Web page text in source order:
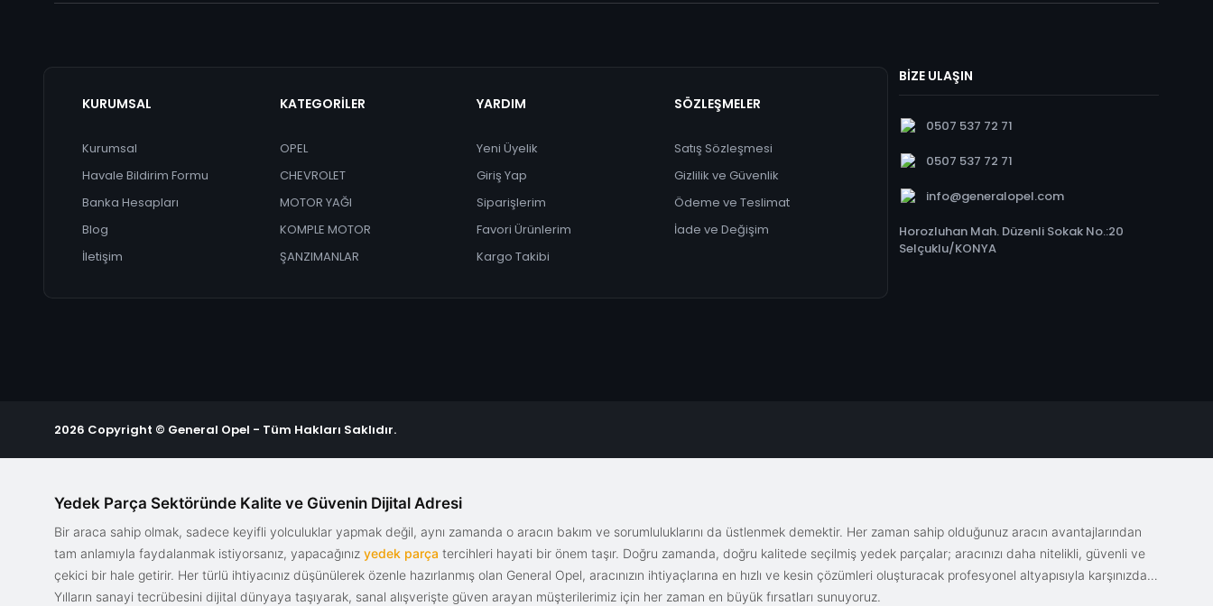
KURUMSAL
Kurumsal
Havale Bildirim Formu
Banka Hesapları
Blog
İletişim
KATEGORİLER
OPEL
CHEVROLET
MOTOR YAĞI
KOMPLE MOTOR
ŞANZIMANLAR
YARDIM
Yeni Üyelik
Giriş Yap
Siparişlerim
Favori Ürünlerim
Kargo Takibi
SÖZLEŞMELER
Satış Sözleşmesi
Gizlilik ve Güvenlik
Ödeme ve Teslimat
İade ve Değişim
BİZE ULAŞIN
0507 537 72 71
0507 537 72 71
info@generalopel.com
Horozluhan Mah. Düzenli Sokak No.:20
Selçuklu/KONYA
2026 Copyright © General Opel - Tüm Hakları Saklıdır.
Yedek Parça Sektöründe Kalite ve Güvenin Dijital Adresi
Bir araca sahip olmak, sadece keyifli yolculuklar yapmak değil, aynı zamanda o aracın bakım ve sorumluluklarını da üstlenmek demektir. Her zaman sahip olduğunuz aracın avantajlarından
tam anlamıyla faydalanmak istiyorsanız, yapacağınız yedek parça tercihleri hayati bir önem taşır. Doğru zamanda, doğru kalitede seçilmiş yedek parçalar; aracınızı daha nitelikli, güvenli ve
çekici bir hale getirir. Her türlü ihtiyacınız düşünülerek özenle hazırlanmış olan General Opel, aracınızın ihtiyaçlarına en hızlı ve kesin çözümleri oluşturacak profesyonel altyapısıyla karşınızda.
Yılların sanayi tecrübesini dijital dünyaya taşıyarak, sanal alışverişte güven arayan müşterilerimiz için her zaman en büyük fırsatları sunuyoruz.